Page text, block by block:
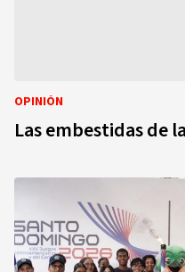
OPINIÓN
Las embestidas de